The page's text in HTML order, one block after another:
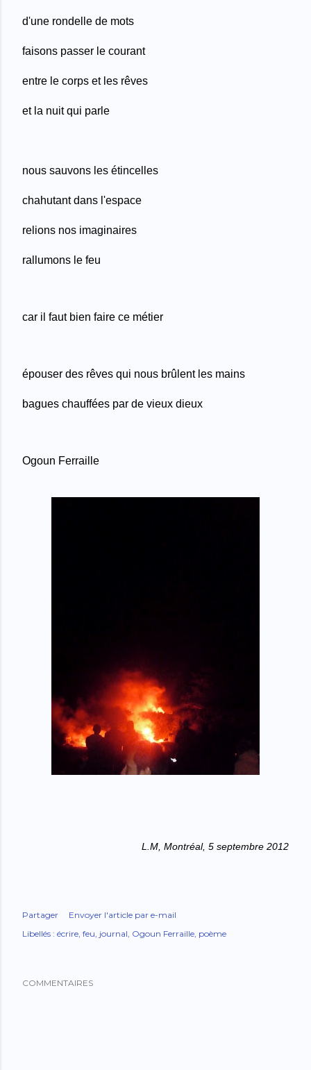
d'une rondelle de mots
faisons passer le courant
entre le corps et les rêves
et la nuit qui parle
nous sauvons les étincelles
chahutant dans l'espace
re lions nos imaginaires
rallumons le feu
car il faut bien faire ce métier
épouser des rêves qui nous brûlent les mains
bagues chauffées par de vieux dieux
Ogoun Ferraille
L.M, Montréal, 5 septembre 2012
Partager
Envoyer l'article par e-mail
Libellés : écrire feu journal Ogoun Ferraille poème
COMMENTAIRES